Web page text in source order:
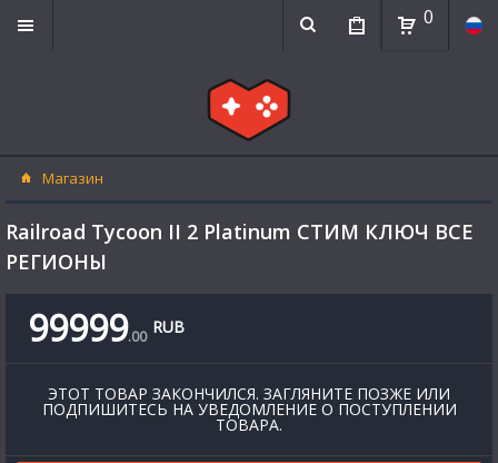
0
Магазин
Railroad Tycoon II 2 Platinum СТИМ КЛЮЧ ВСЕ
РЕГИОНЫ
99999.00 RUB
ЭТОТ ТОВАР ЗАКОНЧИЛСЯ. ЗАГЛЯНИТЕ ПОЗЖЕ ИЛИ
ПОДПИШИТЕСЬ НА УВЕДОМЛЕНИЕ О ПОСТУПЛЕНИИ
ТОВАРА.